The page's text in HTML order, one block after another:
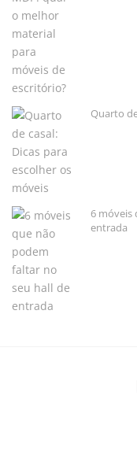
Quarto
6 móveis
entrada